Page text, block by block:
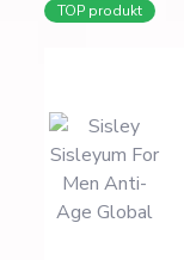
TOP produkt